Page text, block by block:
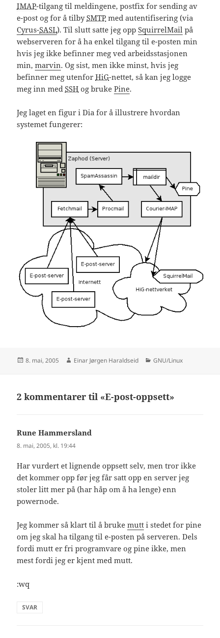
IMAP-tilgang til meldingene, postfix for sending av
e-post og for å tilbySMTP med autentifisering (via
Cyrus-SASL). Til slutt satte jeg oppSquirrelMail på
webserveren for å ha enkel tilgang til e-posten min
hvis jeg ikke befinner meg ved arbeidsstasjonen
min,marvin. Og sist, men ikke minst, hvis jeg
befinner meg utenforHiG-nettet, så kan jeg logge
meg inn medSSH og brukePine.
Jeg laget en figur i Dia for å illustrere hvordan
systemet fungerer:
Publisert
8. mai, 2005 Forfatter
Einar Jørgen Haraldseid Kategorier
GNU/Linux
2 kommentarer til «E-post-oppsett»
Rune Hammersland
8. mai, 2005, kl. 19:44
Har vurdert et lignende oppsett selv, men tror ikke
det kommer opp før jeg får satt opp en server jeg
stoler litt mer på (har håp om å ha lenge) enn
powernode.
Jeg kommer så klart til å brukemutt i stedet for pine
om jeg skal ha tilgang til e-posten på serveren. Dels
fordi mutt er fri programvare og pine ikke, men
mest fordi jeg er kjent med mutt.
:wq
SVAR